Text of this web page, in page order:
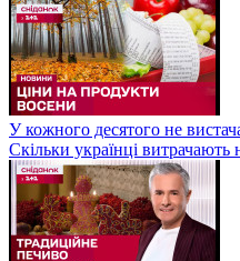
У кожного десятого не
Скільки українці витрачають